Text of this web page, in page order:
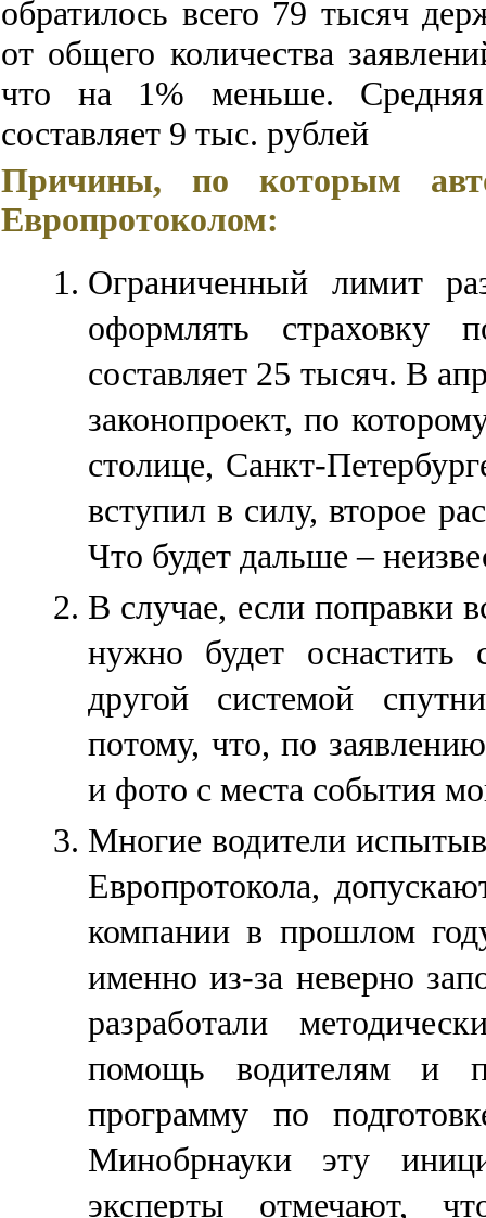
обратилось всего 79 тысяч
от общего количества
что на 1% меньше.
составляет 9 тыс. рублей
Причины, по которым
Европротоколом:
Ограниченный лимит
оформлять страховку
составляет 25 тысяч. В
законопроект, по
столице, Санкт-
вступил в силу, второе
Что будет дальше –
В случае, если поправки
нужно будет
другой системой
потому, что, по
и фото с места события
Многие водители
Европротокола,
компании в прошлом
именно из-за неверно
разработали
помощь водителям и
программу по
Минобрнауки эту
эксперты отмечают,